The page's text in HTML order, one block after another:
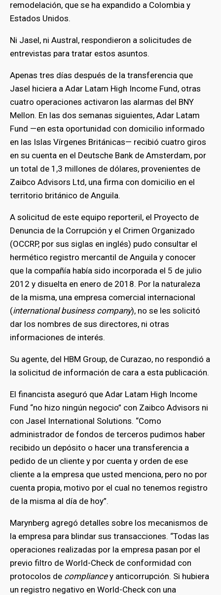
remodelación, que se ha expandido a Colombia y
Estados Unidos.
Ni Jasel, ni Austral, respondieron a solicitudes de
entrevistas para tratar estos asuntos.
Apenas tres días después de la transferencia que
Jasel hiciera a Adar Latam High Income Fund, otras
cuatro operaciones activaron las alarmas del BNY
Mellon. En las dos semanas siguientes, Adar Latam
Fund —en esta oportunidad con domicilio informado
en las Islas Vírgenes Británicas— recibió cuatro giros
en su cuenta en el Deutsche Bank de Amsterdam, por
un total de 1,3 millones de dólares, provenientes de
Zaibco Advisors Ltd, una firma con domicilio en el
territorio británico de Anguila.
A solicitud de este equipo reporteril, el Proyecto de
Denuncia de la Corrupción y el Crimen Organizado
(OCCRP, por sus siglas en inglés) pudo consultar el
hermético registro mercantil de Anguila y conocer
que la compañía había sido incorporada el 5 de julio
2012 y disuelta en enero de 2018. Por la naturaleza
de la misma, una empresa comercial internacional
(international business company), no se les solicitó
dar los nombres de sus directores, ni otras
informaciones de interés.
Su agente, del HBM Group, de Curazao, no respondió a
la solicitud de información de cara a esta publicación.
El financista aseguró que Adar Latam High Income
Fund “no hizo ningún negocio” con Zaibco Advisors ni
con Jasel International Solutions. “Como
administrador de fondos de terceros pudimos haber
recibido un depósito o hacer una transferencia a
pedido de un cliente y por cuenta y orden de ese
cliente a la empresa que usted menciona, pero no por
cuenta propia, motivo por el cual no tenemos registro
de la misma al día de hoy”.
Marynberg agregó detalles sobre los mecanismos de
la empresa para blindar sus transacciones. “Todas las
operaciones realizadas por la empresa pasan por el
previo filtro de World-Check de conformidad con
protocolos de compliancey anticorrupción. Si hubiera
un registro negativo en World-Check con una